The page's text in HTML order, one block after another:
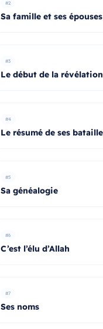
#2
#3
Le début de la révélation
#4
#5
Sa généalogie
#6
C’est l’élu d’Allah
#7
Ses noms